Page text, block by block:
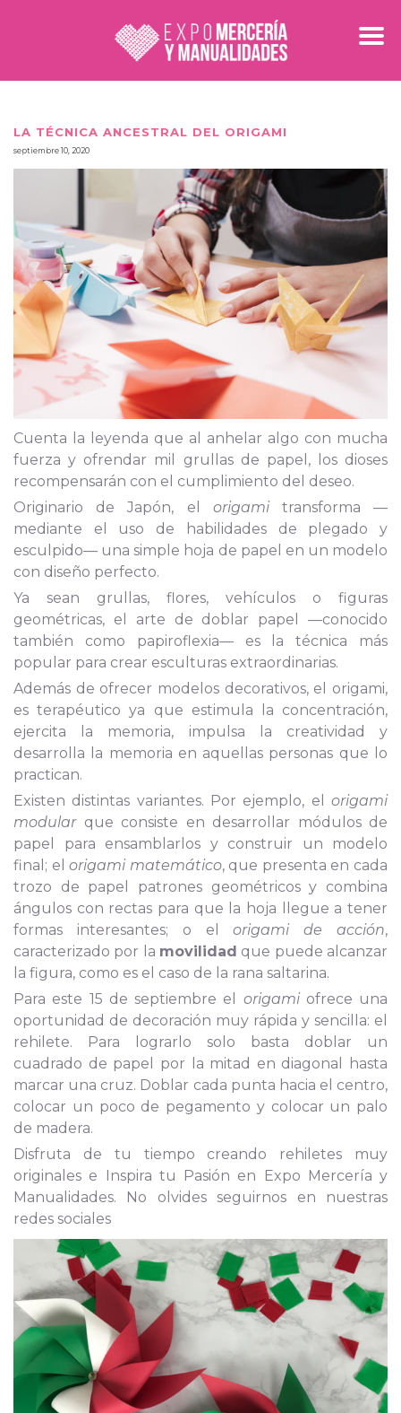
LA TÉCNICA ANCESTRAL DEL ORIGAMI
septiembre 10, 2020
Cuenta la leyenda que al anhelar algo con mucha
fuerza y ofrendar mil grullas de papel, los dioses
recompensarán con el cumplimiento del deseo.
Originario de Japón, el origamitransforma —
mediante el uso de habilidades de plegado y
esculpido— una simple hoja de papel en un modelo
con diseño perfecto.
Ya sean grullas, flores, vehículos o figuras
geométricas, el arte de doblar papel —conocido
también como papiroflexia—es la técnica más
popular para crear esculturas extraordinarias.
Además de ofrecer modelos decorativos, el origami,
es terapéutico ya que estimula la concentración,
ejercita la memoria, impulsa la creatividad y
desarrolla la memoria en aquellas personas que lo
practican.
Existen distintas variantes. Por ejemplo, el origami
modularque consiste en desarrollar módulos de
papel para ensamblarlos y construir un modelo
final; elorigami matemático, que presenta en cada
trozo de papel patrones geométricos y combina
ángulos con rectas para que la hoja llegue a tener
formas interesantes; o elorigami de acción,
caracterizado por la movilidad que puede alcanzar
la figura, como es el caso de la rana saltarina.
Para este 15 de septiembre el origami ofrece una
oportunidad de decoración muy rápida y sencilla: el
rehilete. Para lograrlo solo basta doblar un
cuadrado de papel por la mitad en diagonal hasta
marcar una cruz. Doblar cada punta hacia el centro,
colocar un poco de pegamento y colocar un palo
de madera.
Disfruta de tu tiempo creando rehiletes muy
originales e Inspira tu Pasión en Expo Mercería y
Manualidades. No olvides seguirnos en nuestras
redes sociales